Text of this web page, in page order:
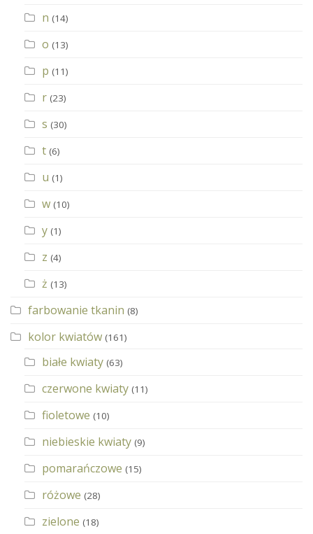
n (14)
o (13)
p (11)
r (23)
s (30)
t (6)
u (1)
w (10)
y (1)
z (4)
ż (13)
farbowanie tkanin (8)
kolor kwiatów (161)
białe kwiaty (63)
czerwone kwiaty (11)
fioletowe (10)
niebieskie kwiaty (9)
pomarańczowe (15)
różowe (28)
zielone (18)